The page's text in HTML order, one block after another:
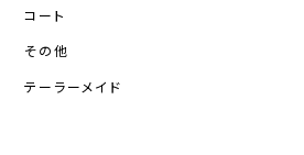
コート
その他
テーラーメイド